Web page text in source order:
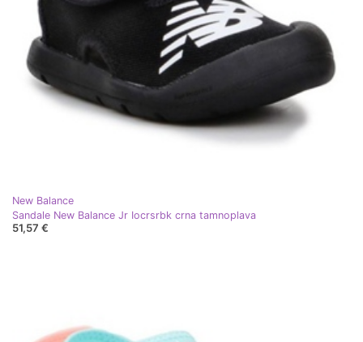
New Balance
Sandale New Balance Jr Iocrsrbk crna tamnoplava
51,57 €